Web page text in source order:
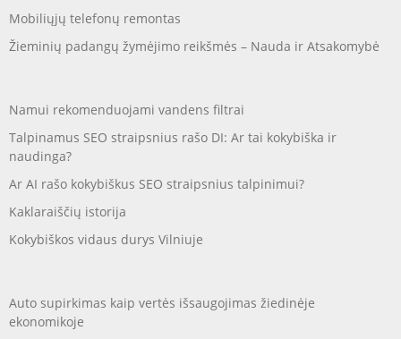
Mobiliųjų telefonų remontas
Žieminių padangų žymėjimo reikšmės – Nauda ir Atsakomybė
Namui rekomenduojami vandens filtrai
Talpinamus SEO straipsnius rašo DI: Ar tai kokybiška ir
naudinga?
Ar AI rašo kokybiškus SEO straipsnius talpinimui?
Kaklaraiščių istorija
Kokybiškos vidaus durys Vilniuje
Auto supirkimas kaip vertės išsaugojimas žiedinėje
ekonomikoje